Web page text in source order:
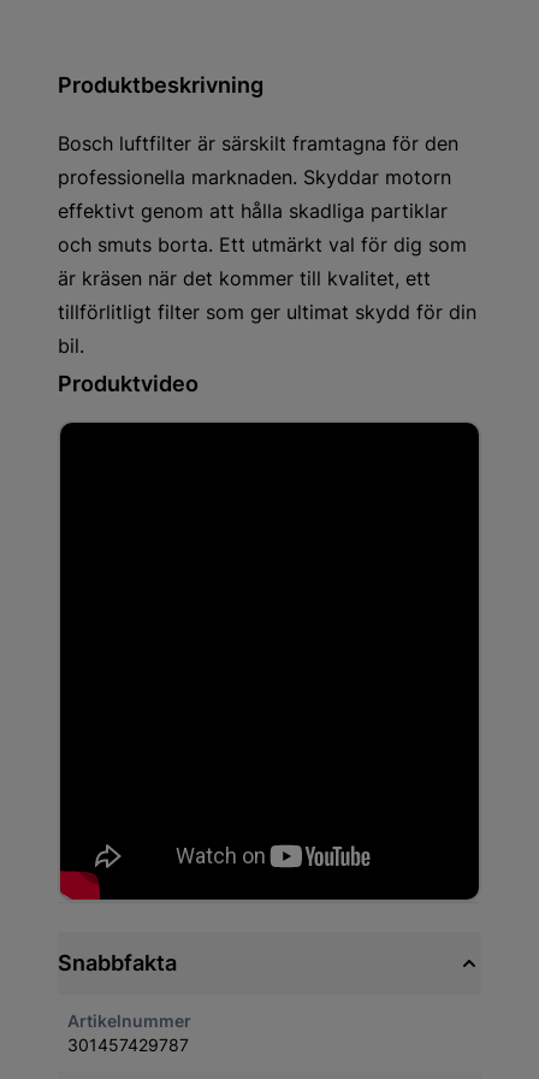
Produktbeskrivning
Bosch luftfilter är särskilt framtagna för den
professionella marknaden. Skyddar motorn
effektivt genom att hålla skadliga partiklar
och smuts borta. Ett utmärkt val för dig som
är kräsen när det kommer till kvalitet, ett
tillförlitligt filter som ger ultimat skydd för din
bil.
Produktvideo
Snabbfakta
Artikelnummer
301457429787